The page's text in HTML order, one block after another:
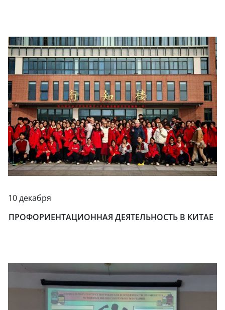
10 декабря
ПРОФОРИЕНТАЦИОННАЯ ДЕЯТЕЛЬНОСТЬ В КИТАЕ